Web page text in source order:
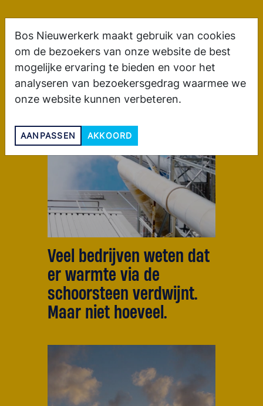
Bos Nieuwerkerk maakt gebruik van cookies
om de bezoekers van onze website de best
mogelijke ervaring te bieden en voor het
analyseren van bezoekersgedrag waarmee we
onze website kunnen verbeteren.
AANPASSEN AKKOORD
Veel bedrijven weten dat
er warmte via de
schoorsteen verdwijnt.
Maar niet hoeveel.